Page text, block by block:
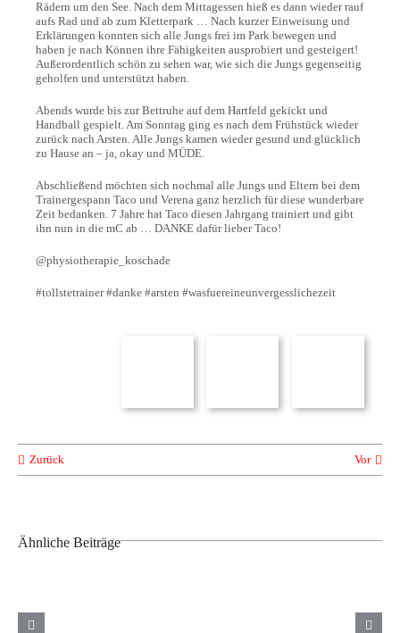
Rädern um den See. Nach dem Mittagessen hieß es dann wieder rauf
aufs Rad und ab zum Kletterpark … Nach kurzer Einweisung und
Erklärungen konnten sich alle Jungs frei im Park bewegen und
haben je nach Können ihre Fähigkeiten ausprobiert und gesteigert!
Außerordentlich schön zu sehen war, wie sich die Jungs gegenseitig
geholfen und unterstützt haben.
Abends wurde bis zur Bettruhe auf dem Hartfeld gekickt und
Handball gespielt. Am Sonntag ging es nach dem Frühstück wieder
zurück nach Arsten. Alle Jungs kamen wieder gesund und glücklich
zu Hause an – ja, okay und MÜDE.
Abschließend möchten sich nochmal alle Jungs und Eltern bei dem
Trainergespann Taco und Verena ganz herzlich für diese wunderbare
Zeit bedanken. 7 Jahre hat Taco diesen Jahrgang trainiert und gibt
ihn nun in die mC ab … DANKE dafür lieber Taco!
@physiotherapie_koschade
#tollstetrainer #danke #arsten #wasfuereineunvergesslichezeit
Zurück Vor
Ähnliche Beiträge